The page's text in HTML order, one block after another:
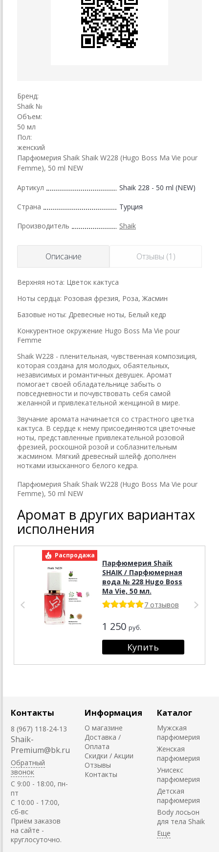
Бренд:
Shaik №
Объем:
50 мл
Пол:
женский
Парфюмерия Shaik Shaik W228 (Hugo Boss Ma Vie pour
Femme), 50 ml NEW
Артикул Shaik 228 - 50 ml (NEW)
Страна Турция
Производитель Shaik
Описание Отзывы (1)
Верхняя нота: Цветок кактуса
Ноты сердца: Розовая фрезия, Роза, Жасмин
Базовые ноты: Древесные ноты, Белый кедр
Конкурентное окружение Hugo Boss Ma Vie pour
Femme
Shaik W228 - пленительная, чувственная композиция,
которая создана для молодых, обаятельных,
независимых и романтичных девушек. Аромат
помогает своей обладательнице забыть о
повседневности и почувствовать себя самой
желанной и привлекательной женщиной в мире.
Звучание аромата начинается со страстного цветка
кактуса. В сердце к нему присоединяются цветочные
ноты, представленные привлекательной розовой
фрезией, роскошной розой и соблазнительным
жасмином. Мягкий древесный шлейф дополнен
нотками изысканного белого кедра.
Парфюмерия Shaik Shaik W228 (Hugo Boss Ma Vie pour
Femme), 50 ml NEW
Аромат в других вариантах
исполнения
Распродажа
Парфюмерия Shaik
SHAIK / Парфюмерная
вода № 228 Hugo Boss
Ma Vie, 50 мл.
7 отзывов
1 250 руб.
Контакты
8 (967) 118-24-13
Shaik-
Premium@bk.ru
Обратный
звонок
C 9:00 - 18:00, пн-
пт
С 10:00 - 17:00,
сб-вс
Приём заказов
на сайте -
круглосуточно.
Информация
О магазине
Доставка /
Оплата
Скидки / Акции
Отзывы
Контакты
Каталог
Мужская
парфюмерия
Женская
парфюмерия
Унисекс
парфюмерия
Детская
парфюмерия
Body лосьон
для тела Shaik